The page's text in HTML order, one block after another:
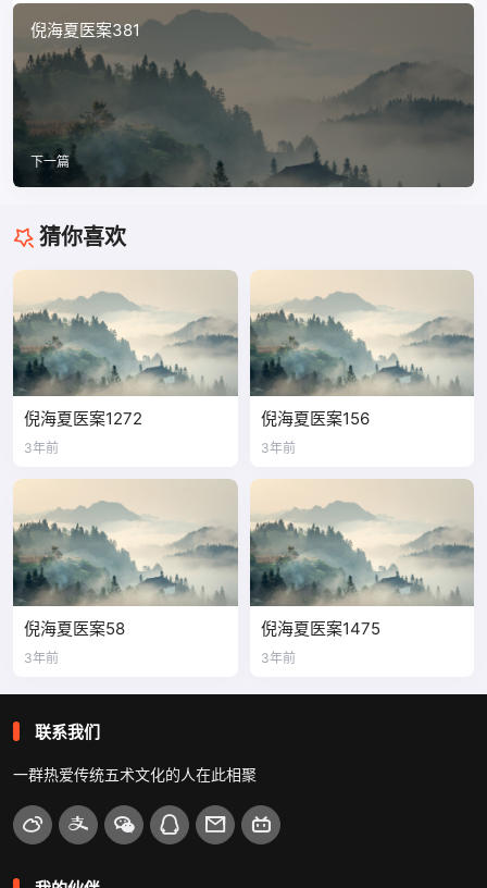
倪海夏医案381
下一篇
猜你喜欢
倪海夏医案1272
3年前
倪海夏医案156
3年前
倪海夏医案58
3年前
倪海夏医案1475
3年前
联系我们
一群热爱传统五术文化的人在此相聚